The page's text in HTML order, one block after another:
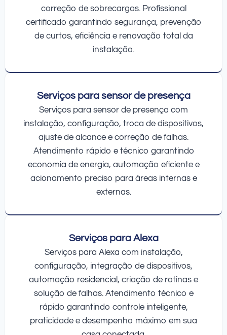
correção de sobrecargas. Profissional
certificado garantindo segurança, prevenção
de curtos, eficiência e renovação total da
instalação.
Serviços para sensor de presença
Serviços para sensor de presença com
instalação, configuração, troca de dispositivos,
ajuste de alcance e correção de falhas.
Atendimento rápido e técnico garantindo
economia de energia, automação eficiente e
acionamento preciso para áreas internas e
externas.
Serviços para Alexa
Serviços para Alexa com instalação,
configuração, integração de dispositivos,
automação residencial, criação de rotinas e
solução de falhas. Atendimento técnico e
rápido garantindo controle inteligente,
praticidade e desempenho máximo em sua